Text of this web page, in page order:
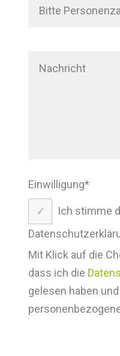
Einwilligung*
Ich stimme
Mit Klick auf die
dass ich die
gelesen haben